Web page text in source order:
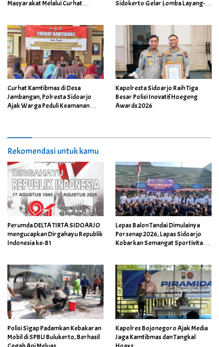
Masyarakat Melalui Curhat
Sidokerto Gelar Lomba Layang-
Curhat Kamtibmas di Desa
Jambangan, Polresta Sidoarjo
Ajak Warga Peduli Keamanan
Kapolresta Sidoarjo Raih Tiga
Besar Polisi Inovatif Hoegeng
Awards 2026
Rekomendasi untuk kamu
Perumda DELTA TIRTA SIDOARJO
mengucapkan Dirgahayu Republik
Indonesia ke-81
Lepas Balon Tandai Dimulainya
Porsenap 2026, Lapas Sidoarjo
Kobarkan Semangat Sportivitas
Polisi Sigap Padamkan Kebakaran
Mobil di SPBU Bulukerto, Berhasil
Kapolres Bojonegoro Ajak Media
Jaga Kamtibmas dan Tangkal